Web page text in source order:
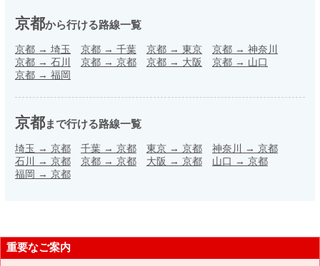
京都から行ける路線一覧
京都 → 埼玉 京都 → 千葉 京都 → 東京 京都 → 神奈川
京都 → 石川 京都 → 京都 京都 → 大阪 京都 → 山口
京都 → 福岡
京都まで行ける路線一覧
埼玉 → 京都 千葉 → 京都 東京 → 京都 神奈川 → 京都
石川 → 京都 京都 → 京都 大阪 → 京都 山口 → 京都
福岡 → 京都
重要なご案内